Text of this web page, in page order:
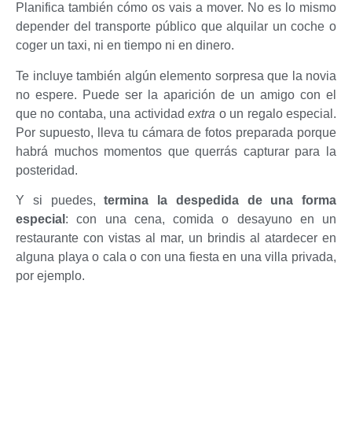
Planifica también cómo os vais a mover. No es lo mismo
depender del transporte público que alquilar un coche o
coger un taxi, ni en tiempo ni en dinero.
Te incluye también algún elemento sorpresa que la novia
no espere. Puede ser la aparición de un amigo con el
que no contaba, una actividadextra o un regalo especial.
Por supuesto, lleva tu cámara de fotos preparada porque
habrá muchos momentos que querrás capturar para la
posteridad.
Y si puedes,termina la despedida de una forma
especial : con una cena, comida o desayuno en un
restaurante con vistas al mar, un brindis al atardecer en
alguna playa o cala o con una fiesta en una villa privada,
por ejemplo.